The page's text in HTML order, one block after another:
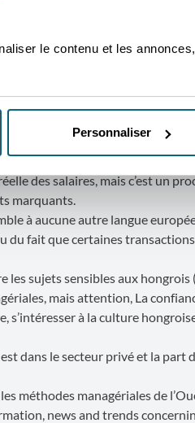
le contenu et les
Personnaliser
la Hongrie, faisant qu’on
lui, les connaitra, soyez-
Les Hongrois n’aiment pas
290.800 HUF (730 EUR). Le
clé. On observe une
des salaires, mais c’est un
marquants.
à aucune autre langue
fait que certaines
sujets sensibles aux hongrois
mais attention, La
à la culture
dans le secteur privé et la part
méthodes managériales de
news and trends